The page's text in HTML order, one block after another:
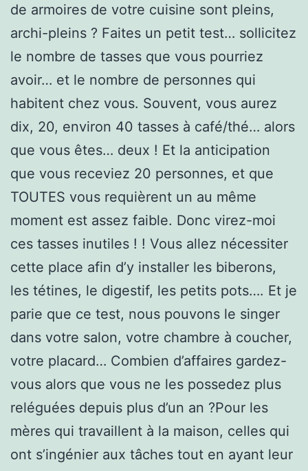
de armoires de votre cuisine sont pleins,
archi-pleins ? Faites un petit test… sollicitez
le nombre de tasses que vous pourriez
avoir… et le nombre de personnes qui
habitent chez vous. Souvent, vous aurez
dix, 20, environ 40 tasses à café/thé… alors
que vous êtes… deux ! Et la anticipation
que vous receviez 20 personnes, et que
TOUTES vous requièrent un au même
moment est assez faible. Donc virez-moi
ces tasses inutiles ! ! Vous allez nécessiter
cette place afin d’y installer les biberons,
les tétines, le digestif, les petits pots…. Et je
parie que ce test, nous pouvons le singer
dans votre salon, votre chambre à coucher,
votre placard… Combien d’affaires gardez-
vous alors que vous ne les possedez plus
reléguées depuis plus d’un an ?Pour les
mères qui travaillent à la maison, celles qui
ont s’ingénier aux tâches tout en ayant leur